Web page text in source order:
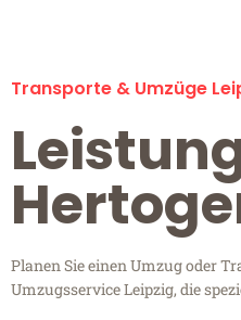
Transporte & Umzüge
Planen Sie einen Umzug oder
Umzugsservice Leipzig, die